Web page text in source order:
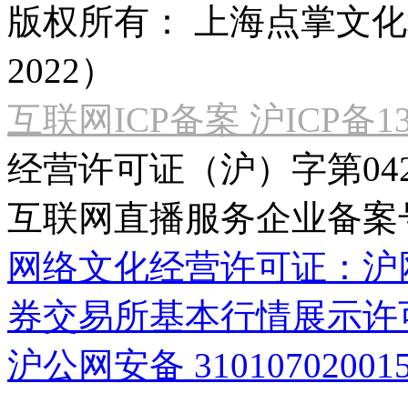
版权所有：
上海点掌文
2022）
互联网ICP备案 沪ICP备
经营许可证（沪）字第
互联网直播服务企业备案
网络文化经营许可证：
券交易所基本行情展示许
沪公网安备